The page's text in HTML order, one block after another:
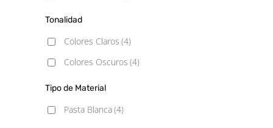
Tonalidad
Colores Claros (4)
Colores Oscuros (4)
Tipo de Material
Pasta Blanca(4)